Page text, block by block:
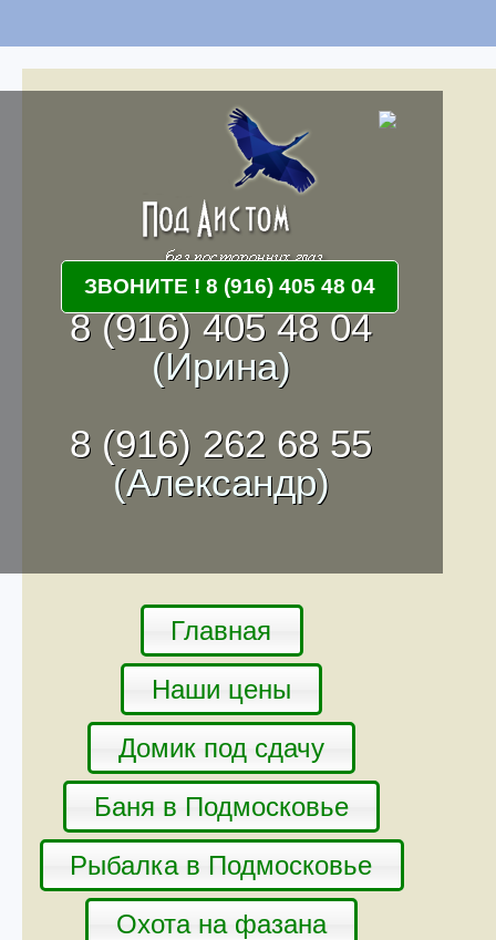
8 (916) 405 48 04
(Ирина)
8 (916) 262 68 55
(Александр)
Главная
Наши цены
Домик под сдачу
Баня в Подмосковье
Рыбалка в Подмосковье
Охота на фазана
ЗВОНИТЕ ! 8 (916) 405 48 04